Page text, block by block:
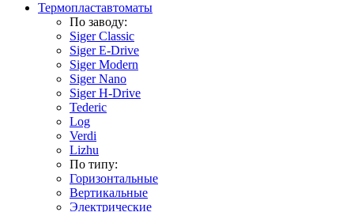
Термопластавтоматы
По заводу:
Siger Classic
Siger E-Drive
Siger Modern
Siger Nano
Siger H-Drive
Tederic
Log
Verdi
Lizhu
По типу:
Горизонтальные
Вертикальные
Электрические